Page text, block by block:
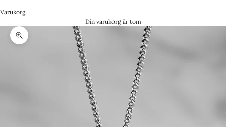
Varukorg
Din varukorg är tom
Zooma